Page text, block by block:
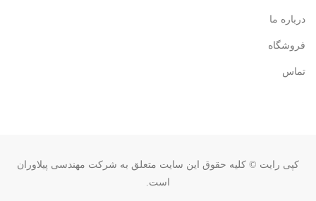
درباره ما
فروشگاه
تماس
کپی رایت © کلیه حقوق این سایت متعلق به شرکت مهندسی پیلاوران
است.